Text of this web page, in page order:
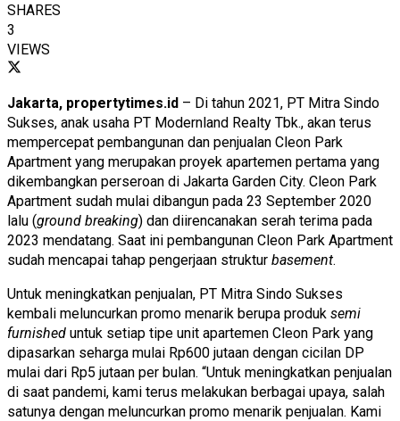
SHARES
3
VIEWS
Jakarta, propertytimes.id – Di tahun 2021, PT Mitra Sindo
Sukses, anak usaha PT Modernland Realty Tbk., akan terus
mempercepat pembangunan dan penjualan Cleon Park
Apartment yang merupakan proyek apartemen pertama yang
dikembangkan perseroan di Jakarta Garden City. Cleon Park
Apartment sudah mulai dibangun pada 23 September 2020
lalu (ground breaking) dan diirencanakan serah terima pada
2023 mendatang. Saat ini pembangunan Cleon Park Apartment
sudah mencapai tahap pengerjaan struktur basement.
Untuk meningkatkan penjualan, PT Mitra Sindo Sukses
kembali meluncurkan promo menarik berupa produk semi
furnished untuk setiap tipe unit apartemen Cleon Park yang
dipasarkan seharga mulai Rp600 jutaan dengan cicilan DP
mulai dari Rp5 jutaan per bulan. “Untuk meningkatkan penjualan
di saat pandemi, kami terus melakukan berbagai upaya, salah
satunya dengan meluncurkan promo menarik penjualan. Kami